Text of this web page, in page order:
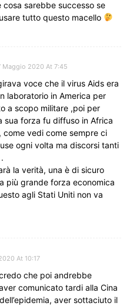
cosa sarebbe successo se
tutto questo macello
Maggio 2020 At 7:45
voce che il virus Aids era
laboratorio in America per
a scopo militare ,poi per
sua forza fu diffuso in Africa
come vedi come sempre ci
ogni volta ma discorsi tanti
la verità, una è di sicuro
più grande forza economica
agli Stati Uniti non va
At 10:17
che poi andrebbe
comunicato tardi alla Cina
aver sottaciuto il